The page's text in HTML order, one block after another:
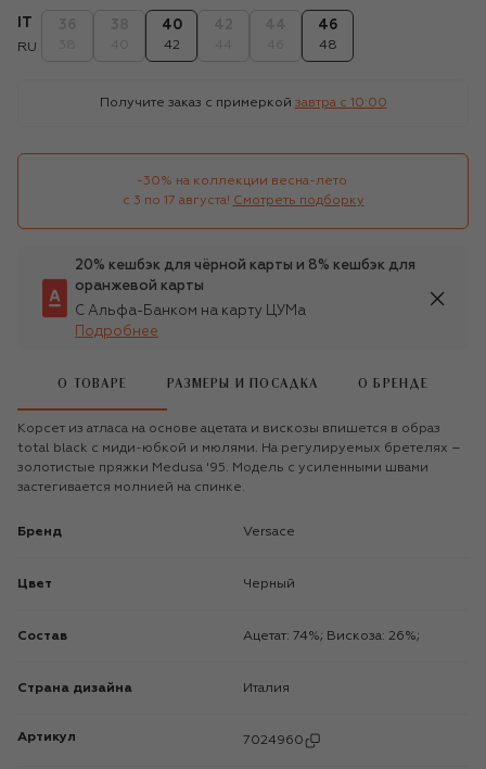
RU
40
42
46
48
Получите заказ с примеркой завтра c 10:00
-30% на коллекции весна-лето
с 3 по 17 августа! Смотреть подборку
20% кешбэк для чёрной карты и 8% кешбэк для
оранжевой карты
С Альфа-Банком на карту ЦУМа
Подробнее
О ТОВАРЕ РАЗМЕРЫ И ПОСАДКА О БРЕНДЕ
Корсет из атласа на основе ацетата и вискозы впишется в образ
total black с миди-юбкой и мюлями. На регулируемых бретелях –
золотистые пряжки Medusa '95. Модель с усиленными швами
застегивается молнией на спинке.
Бренд Versace
Цвет Черный
Состав Ацетат: 74%; Вискоза: 26%;
Страна дизайна Италия
Артикул 7024960